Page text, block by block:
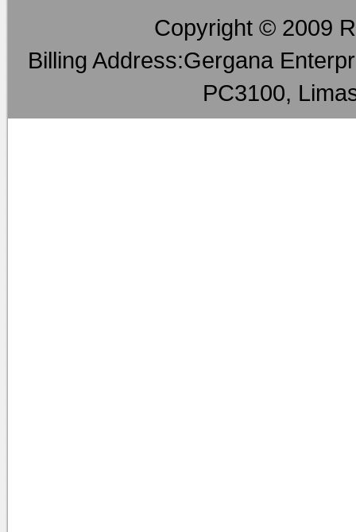
Copyright © 2009
Billing Address:Gergana
PC3100,